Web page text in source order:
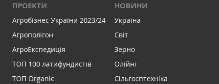
ПРОЕКТИ
Агробізнес України 2023/24
Агрополігон
АгроЕкспедиція
ТОП 100 латифундистів
ТОП Organic
НОВИНИ
Україна
Світ
Зерно
Олійні
Сільгосптехніка